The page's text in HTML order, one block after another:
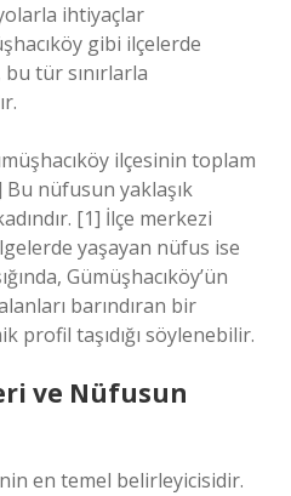
ihtiyaçlar
gibi ilçelerde
tür sınırlarla
ilçesinin toplam
nüfusun yaklaşık
[1] İlçe merkezi
yaşayan nüfus ise
Gümüşhacıköy’ün
barındıran bir
profil taşıdığı söylenebilir.
ve Nüfusun
en temel belirleyicisidir.